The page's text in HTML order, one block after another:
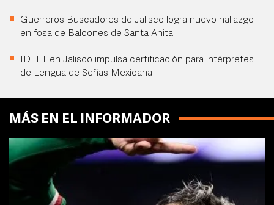
Guerreros Buscadores de Jalisco logra nuevo hallazgo
en fosa de Balcones de Santa Anita
IDEFT en Jalisco impulsa certificación para intérpretes
de Lengua de Señas Mexicana
MÁS EN EL INFORMADOR